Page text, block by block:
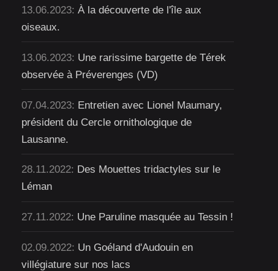
13.06.2023:À la découverte de l'île aux
oiseaux.
13.06.2023: Une rarissime bargette de Térek
observée à Préverenges (VD)
07.04.2023: Entretien avec Lionel Maumary,
président du Cercle ornithologique de
Lausanne.
28.11.2022: Des Mouettes tridactyles sur le
Léman
27.11.2022: Une Paruline masquée au Tessin !
02.09.2022: Un Goéland d'Audouin en
villégiature sur nos lacs